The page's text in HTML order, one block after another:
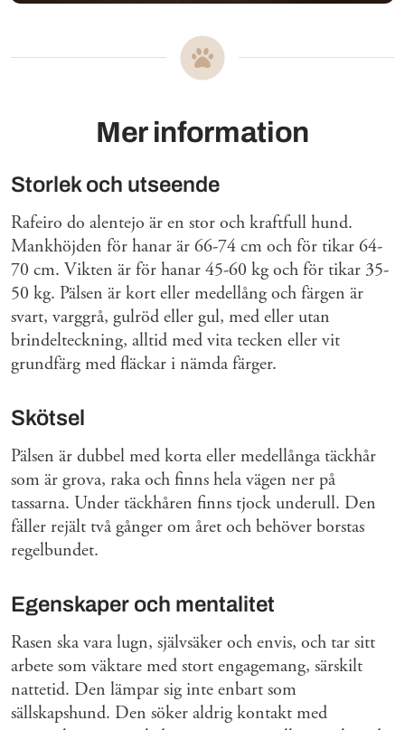
Mer information
Storlek och utseende
Rafeiro do alentejo är en stor och kraftfull hund.
Mankhöjden för hanar är 66-74 cm och för tikar 64-
70 cm. Vikten är för hanar 45-60 kg och för tikar 35-
50 kg. Pälsen är kort eller medellång och färgen är
svart, varggrå, gulröd eller gul, med eller utan
brindelteckning, alltid med vita tecken eller vit
grundfärg med fläckar i nämda färger.
Skötsel
Pälsen är dubbel med korta eller medellånga täckhår
som är grova, raka och finns hela vägen ner på
tassarna. Under täckhåren finns tjock underull. Den
fäller rejält två gånger om året och behöver borstas
regelbundet.
Egenskaper och mentalitet
Rasen ska vara lugn, självsäker och envis, och tar sitt
arbete som väktare med stort engagemang, särskilt
nattetid. Den lämpar sig inte enbart som
sällskapshund. Den söker aldrig kontakt med